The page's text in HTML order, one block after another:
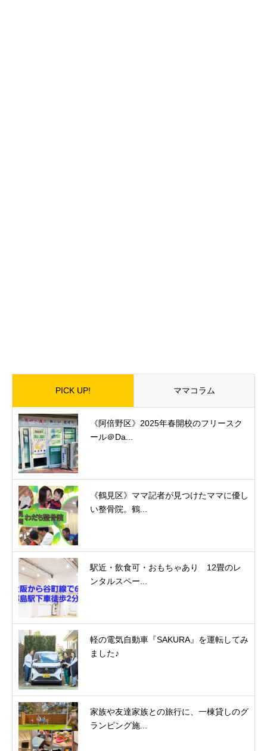
PICK UP! ママコラム
《阿倍野区》2025年春開校のフリースク
ール＠Da...
《鶴見区》ママ記者が見つけたママに優し
い整骨院。鶴...
駅近・飲食可・おもちゃあり 12畳のレ
ンタルスペー...
軽の電気自動車『SAKURA』を運転してみ
ました♪
家族や友達家族との旅行に、一棟貸しのグ
ランピング施...